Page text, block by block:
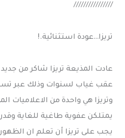
////////////////
تريزا…عودة استثنائية.!
عادت المذيعة تريزا شاكر من
عقب غياب لسنوات وذلك عبر
وتريزا هي واحدة من الاعلاميات
يمتلكن عفوية طاغية للغاية
يجب على تريزا أن تعلم ان